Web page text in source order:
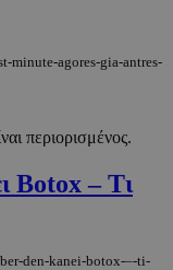
minute-agores-gia-antres-
περιορισμένος.
Botox – Τι
den-kanei-botox-–-ti-